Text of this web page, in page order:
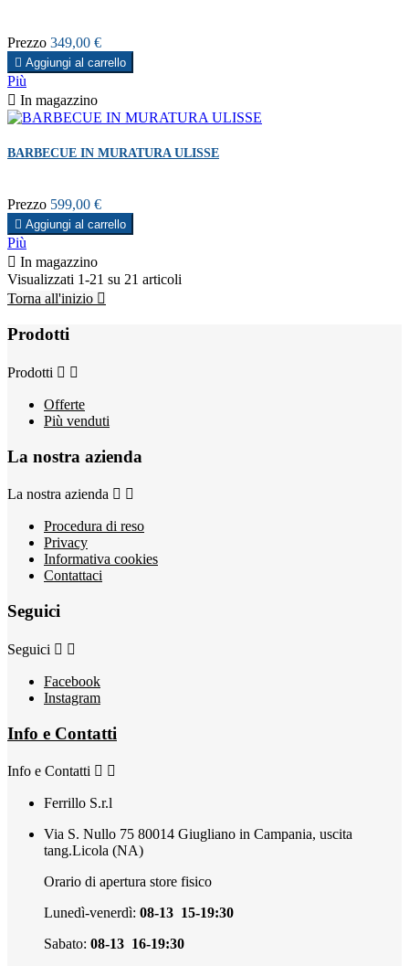
Prezzo 349,00 €
 Aggiungi al carrello
Più
 In magazzino
BARBECUE IN MURATURA ULISSE
Prezzo 599,00 €
 Aggiungi al carrello
Più
 In magazzino
Visualizzati 1-21 su 21 articoli
Torna all'inizio 
Prodotti
Prodotti  
Offerte
Più venduti
La nostra azienda
La nostra azienda  
Procedura di reso
Privacy
Informativa cookies
Contattaci
Seguici
Seguici  
Facebook
Instagram
Info e Contatti
Info e Contatti  
Ferrillo S.r.l
Via S. Nullo 75 80014 Giugliano in Campania, uscita
tang.Licola (NA)
Orario di apertura store fisico
Lunedì-venerdì: 08-13 15-19:30
Sabato: 08-13 16-19:30